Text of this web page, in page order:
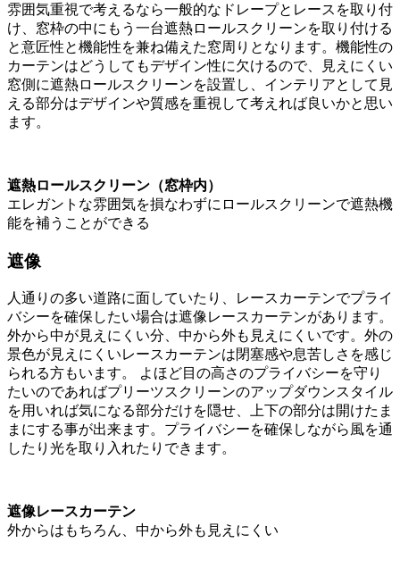
雰囲気重視で考えるなら一般的なドレープとレースを取り付
け、窓枠の中にもう一台遮熱ロールスクリーンを取り付ける
と意匠性と機能性を兼ね備えた窓周りとなります。機能性の
カーテンはどうしてもデザイン性に欠けるので、見えにくい
窓側に遮熱ロールスクリーンを設置し、インテリアとして見
える部分はデザインや質感を重視して考えれば良いかと思い
ます。
遮熱ロールスクリーン（窓枠内）
エレガントな雰囲気を損なわずにロールスクリーンで遮熱機
能を補うことができる
遮像
人通りの多い道路に面していたり、レースカーテンでプライ
バシーを確保したい場合は遮像レースカーテンがあります。
外から中が見えにくい分、中から外も見えにくいです。外の
景色が見えにくいレースカーテンは閉塞感や息苦しさを感じ
られる方もいます。 よほど目の高さのプライバシーを守り
たいのであればプリーツスクリーンのアップダウンスタイル
を用いれば気になる部分だけを隠せ、上下の部分は開けたま
まにする事が出来ます。プライバシーを確保しながら風を通
したり光を取り入れたりできます。
遮像レースカーテン
外からはもちろん、中から外も見えにくい